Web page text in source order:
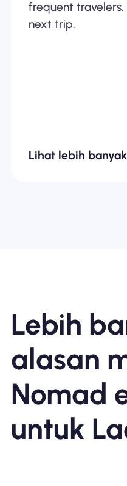
frequent travelers.
next trip.
Lihat lebih banyak
Lebih
alasan
Nomad
untuk